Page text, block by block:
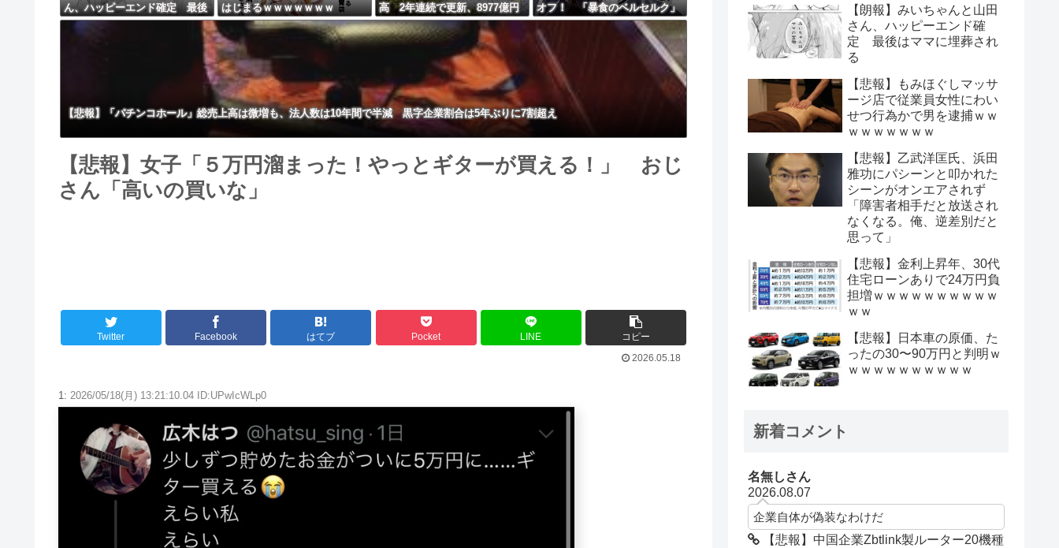
Powered by livedoor 相互RSS
ん、ハッピーエンド確定 最後
はママに埋葬される
はじまるｗｗｗｗｗｗｗ
高 2年連続で更新、8977億円
農水省「インバウンドの増加に
伴い、日本食の認知度が向上」
オフ！ 「暴食のベルセルク」
14巻無料ｗｗｗｗｗｗ
【悲報】「パチンコホール」総売上高は微増も、法人数は10年間で半減 黒字企業割合は5年ぶりに7割超え
【悲報】女子「５万円溜まった！やっとギターが買える！」 おじ
さん「高いの買いな」
Twitter Facebook はてブ Pocket LINE
コピー
2026.05.18
1: 2026/05/18(月) 13:21:10.04 ID:UPwIcWLp0
【朗報】みいちゃんと山田
さん、ハッピーエンド確
定 最後はママに埋葬され
る
【悲報】もみほぐしマッサ
ージ店で従業員女性にわい
せつ行為かで男を逮捕ｗｗ
ｗｗｗｗｗｗｗ
【悲報】乙武洋匡氏、浜田
雅功にパシーンと叩かれた
シーンがオンエアされず
「障害者相手だと放送され
なくなる。俺、逆差別だと
思って」
【悲報】金利上昇年、30代
住宅ローンありで24万円負
担増ｗｗｗｗｗｗｗｗｗｗ
ｗｗ
【悲報】日本車の原価、た
ったの30〜90万円と判明ｗ
ｗｗｗｗｗｗｗｗｗｗ
新着コメント
名無しさん
2026.08.07
企業自体が偽装なわけだ
【悲報】中国企業Zbtlink製ルーター20機種